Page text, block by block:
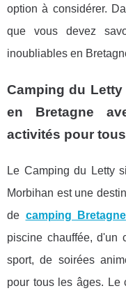
option à considérer.
que vous devez
inoubliables en
Camping du
en Bretagne
activités pour
Le Camping du Letty
Morbihan est une
de camping Bretagne
piscine chauffée, d'un
sport, de soirées
pour tous les âges. Le